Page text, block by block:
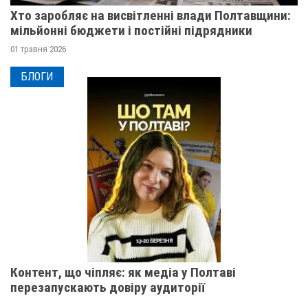
Хто заробляє на висвітленні влади Полтавщини:
мільйонні бюджети і постійні підрядники
01 травня 2026
БЛОГИ
Контент, що чіпляє: як медіа у Полтаві
перезапускають довіру аудиторії